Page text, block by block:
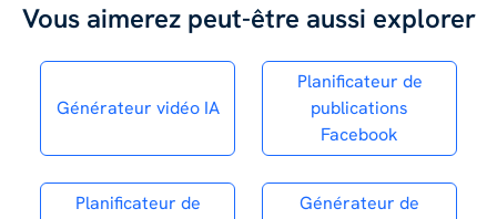
Vous aimerez peut-être aussi explorer
Générateur vidéo IA
Planificateur de
publications
Facebook
Planificateur de
Générateur de